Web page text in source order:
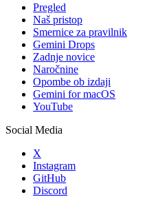
Pregled
Naš pristop
Smernice za pravilnik
Gemini Drops
Zadnje novice
Naročnine
Opombe ob izdaji
Gemini for macOS
YouTube
Social Media
X
Instagram
GitHub
Discord